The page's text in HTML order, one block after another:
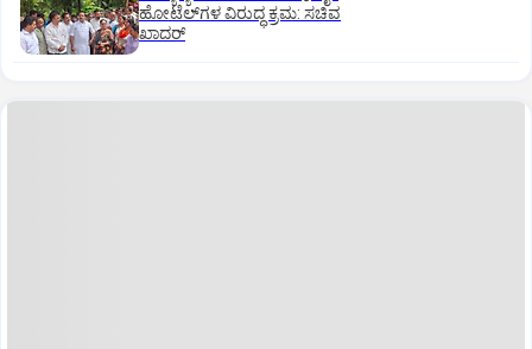
ಹೋಟೆಲ್‌ಗಳ ವಿರುದ್ಧ ಕ್ರಮ: ಸಚಿವ
ಖಾದರ್